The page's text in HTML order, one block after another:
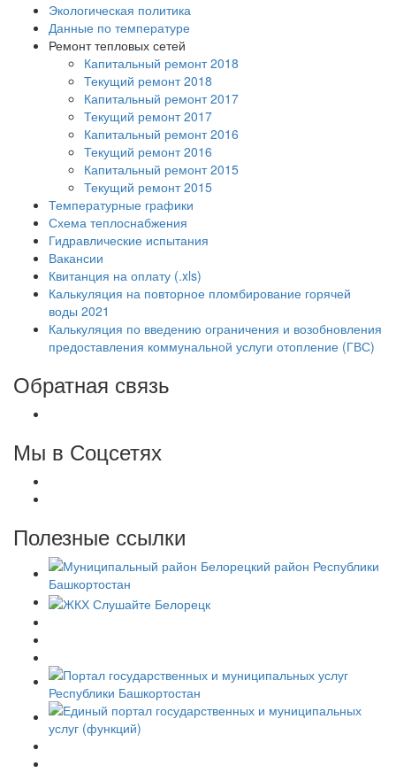
Экологическая политика
Данные по температуре
Ремонт тепловых сетей
Капитальный ремонт 2018
Текущий ремонт 2018
Капитальный ремонт 2017
Текущий ремонт 2017
Капитальный ремонт 2016
Текущий ремонт 2016
Капитальный ремонт 2015
Текущий ремонт 2015
Температурные графики
Схема теплоснабжения
Гидравлические испытания
Вакансии
Квитанция на оплату (.xls)
Калькуляция на повторное пломбирование горячей
воды 2021
Калькуляция по введению ограничения и возобновления
предоставления коммунальной услуги отопление (ГВС)
Обратная связь
Мы в Соцсетях
Полезные ссылки